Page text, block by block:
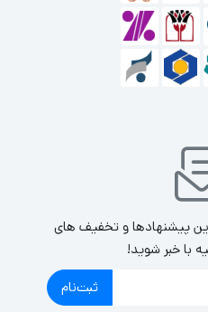
پیشنهادها و تخفیف های
با خبر شوید!
ثبت‌نام